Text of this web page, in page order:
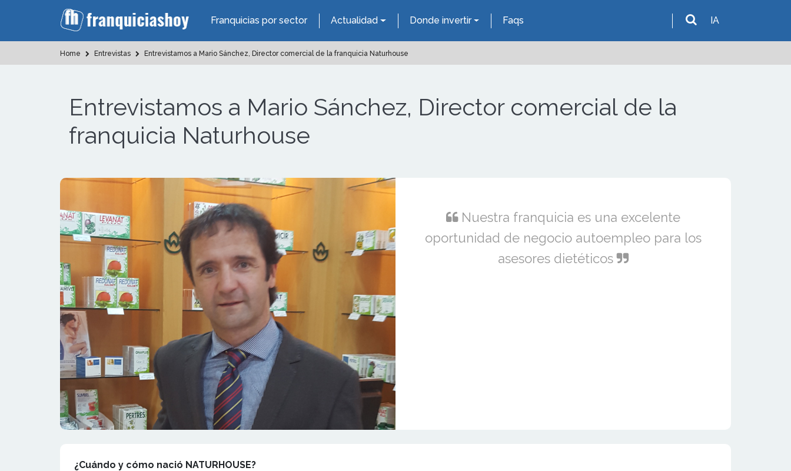
Franquicias por sector Actualidad Donde invertir Faqs IA
Home Entrevistas Entrevistamos a Mario Sánchez, Director comercial de la franquicia Naturhouse
Entrevistamos a Mario Sánchez, Director comercial de la
franquicia Naturhouse
Nuestra franquicia es una excelente
oportunidad de negocio autoempleo para los
asesores dietéticos
¿Cuándo y cómo nació NATURHOUSE?